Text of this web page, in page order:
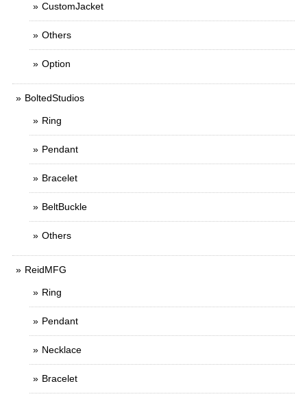
CustomJacket
Others
Option
BoltedStudios
Ring
Pendant
Bracelet
BeltBuckle
Others
ReidMFG
Ring
Pendant
Necklace
Bracelet